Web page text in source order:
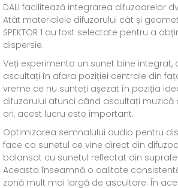
DALI facilitează integrarea difuzoarelor
Atât materialele difuzorului cât și
SPEKTOR 1 au fost selectate pentru a
dispersie.
Veți experimenta un sunet bine integrat,
ascultați în afara poziției centrale din
vreme ce nu sunteți așezat în poziția
difuzorului atunci când ascultați muzică
ori, acest lucru este important.
Optimizarea semnalului audio pentru
face ca sunetul ce vine direct din
balansat cu sunetul reflectat din
Aceasta înseamnă o calitate
zonă mult mai largă de ascultare. În